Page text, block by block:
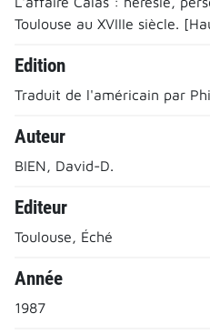
Toulouse au XVIIIe siècle.
Edition
Traduit de l'américain par
Auteur
BIEN, David-D.
Editeur
Toulouse, Éché
Année
1987